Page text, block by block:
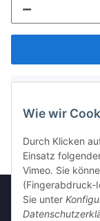
Wie wir
Durch Klicken
Einsatz
Vimeo. Sie
(Fingerabdruck-
Sie unter
Bei diesem